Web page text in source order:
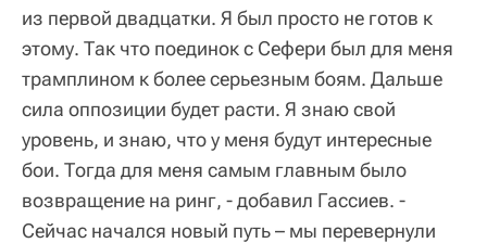
из первой двадцатки. Я был просто не готов к
этому. Так что поединок с Сефери был для меня
трамплином к более серьезным боям. Дальше
сила оппозиции будет расти. Я знаю свой
уровень, и знаю, что у меня будут интересные
бои. Тогда для меня самым главным было
возвращение на ринг, - добавил Гассиев. -
Сейчас начался новый путь – мы перевернули